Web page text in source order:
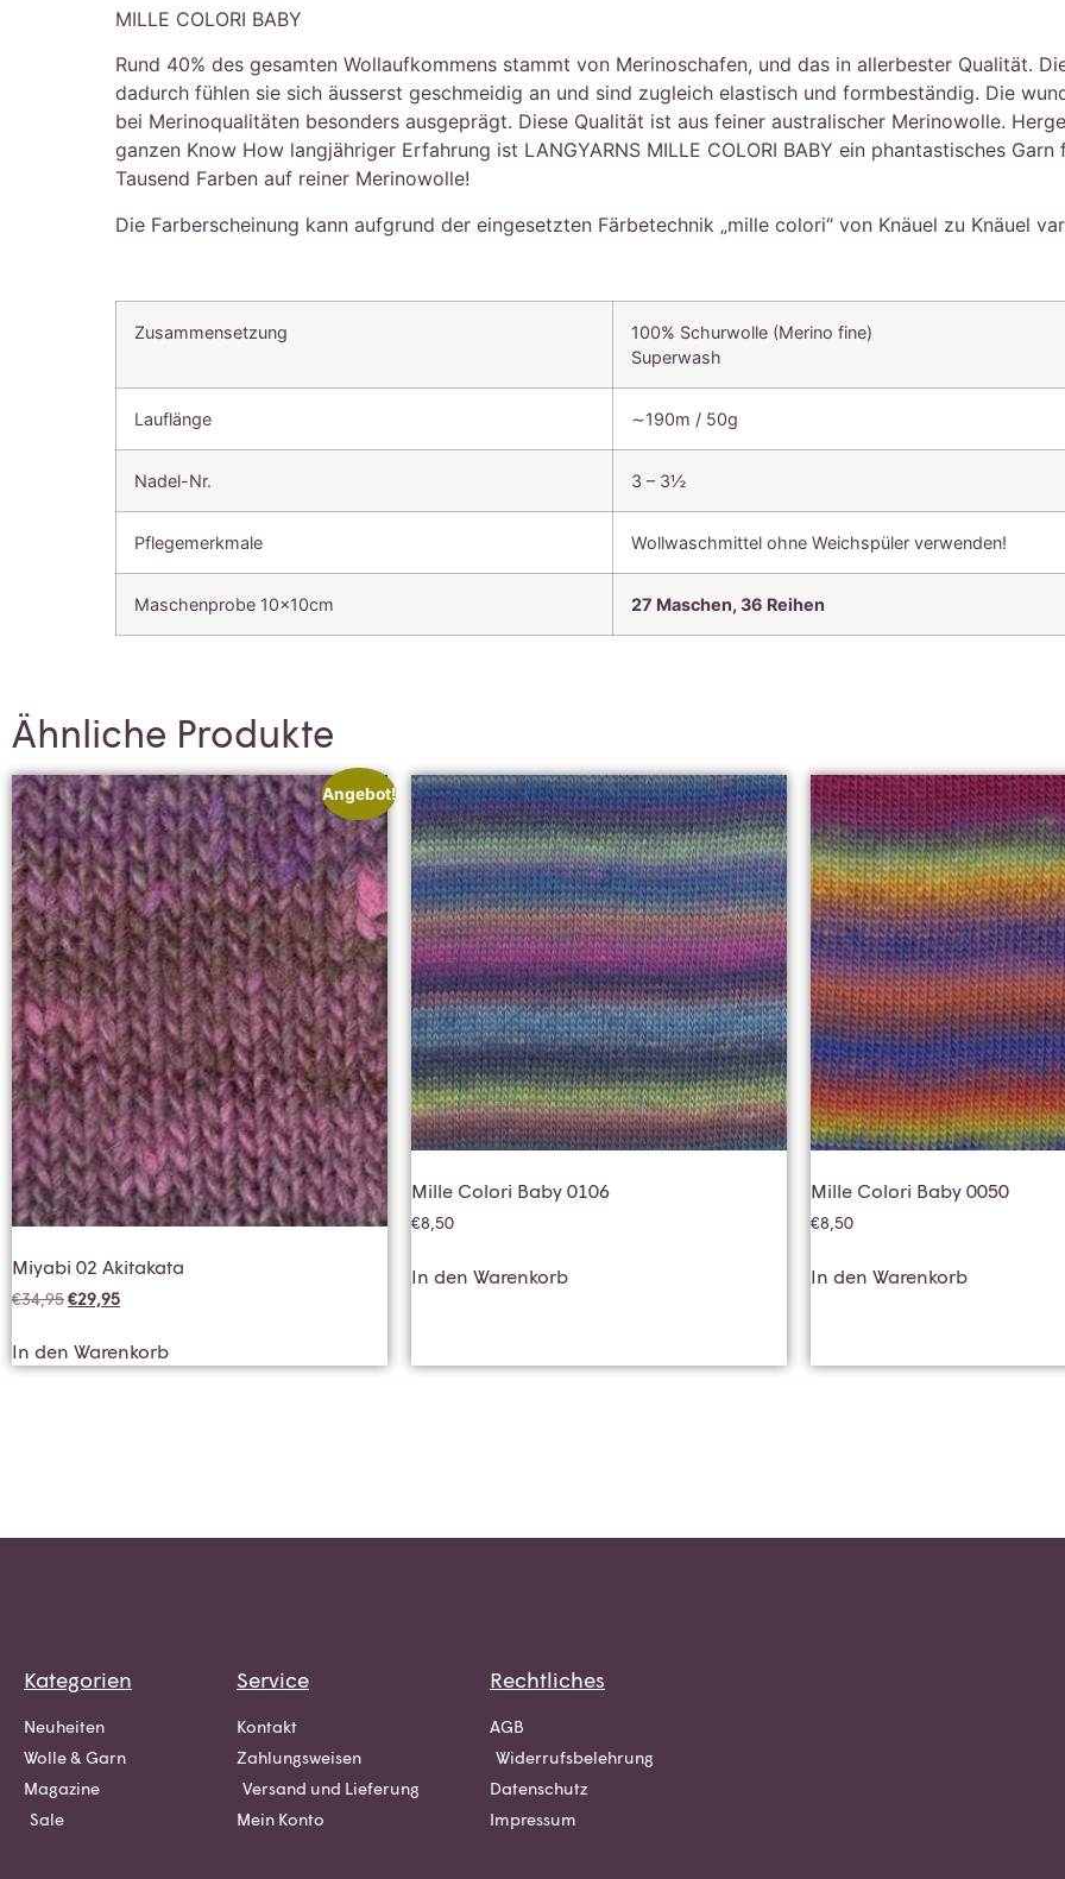
MILLE COLORI BABY
Rund 40% des gesamten Wollaufkommens stammt von Merinoschafen, und das in allerbester Qualität.
dadurch fühlen sie sich äusserst geschmeidig an und sind zugleich elastisch und formbeständig. Die
bei Merinoqualitäten besonders ausgeprägt. Diese Qualität ist aus feiner australischer Merinowolle.
ganzen Know How langjähriger Erfahrung ist LANGYARNS MILLE COLORI BABY ein phantastisches
Tausend Farben auf reiner Merinowolle!
Die Farberscheinung kann aufgrund der eingesetzten Färbetechnik „mille colori“ von Knäuel zu Knäuel
Zusammensetzung
100% Schurwolle (Merino fine)
Superwash
Lauflänge ∼190m / 50g
Nadel-Nr. 3 – 3½
Pflegemerkmale Wollwaschmittel ohne Weichspüler verwenden!
Maschenprobe 10x10cm 27 Maschen, 36 Reihen
Ähnliche Produkte
Angebot!
Miyabi 02 Akitakata
€34,95€29,95
In den Warenkorb
Mille Colori Baby 0106
€8,50
In den Warenkorb
Mille Colori Baby 0050
€8,50
In den Warenkorb
Kategorien
Neuheiten
Wolle & Garn
Magazine
Sale
Service
Kontakt
Zahlungsweisen
Versand und Lieferung
Mein Konto
Rechtliches
AGB
Widerrufsbelehrung
Datenschutz
Impressum